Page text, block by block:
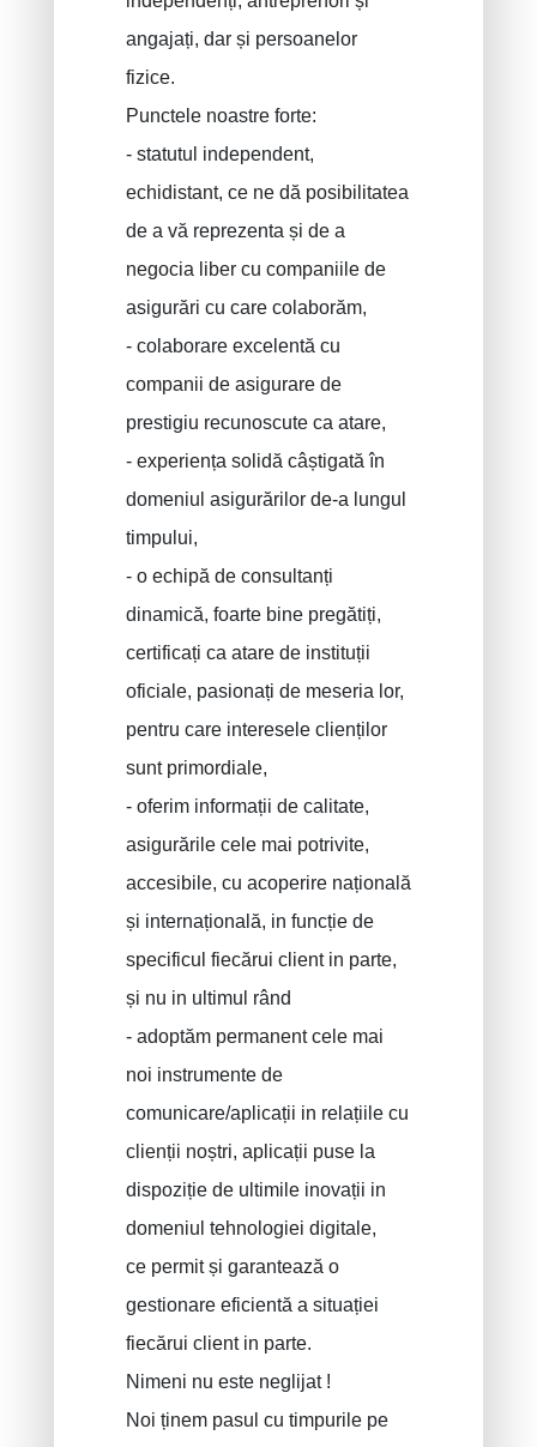
angajați, dar și persoanelor
fizice.
Punctele noastre forte:
- statutul independent,
echidistant, ce ne dă posibilitatea
de a vă reprezenta și de a
negocia liber cu companiile de
asigurări cu care colaborăm,
- colaborare excelentă cu
companii de asigurare de
prestigiu recunoscute ca atare,
- experiența solidă câștigată în
domeniul asigurărilor de-a lungul
timpului,
- o echipă de consultanți
dinamică, foarte bine pregătiți,
certificați ca atare de instituții
oficiale, pasionați de meseria lor,
pentru care interesele clienților
sunt primordiale,
- oferim informații de calitate,
asigurările cele mai potrivite,
accesibile, cu acoperire națională
și internațională, in funcție de
specificul fiecărui client in parte,
și nu in ultimul rând
- adoptăm permanent cele mai
noi instrumente de
comunicare/aplicații in relațiile cu
clienții noștri, aplicații puse la
dispoziție de ultimile inovații in
domeniul tehnologiei digitale,
ce permit și garantează o
gestionare eficientă a situației
fiecărui client in parte.
Nimeni nu este neglijat !
Noi ținem pasul cu timpurile pe
Asigurari de viata
Sanatate - Asigurari de Viata
Economi pentru copii
Asigurari Deces
Asigurare funerară
Răspundere civilă / exploatare
PLCI pentru independenti
EIP pentru companii
Plan INAMI pentru medici
BUJOR Alexandru
VAN BOUWEL Cornelia